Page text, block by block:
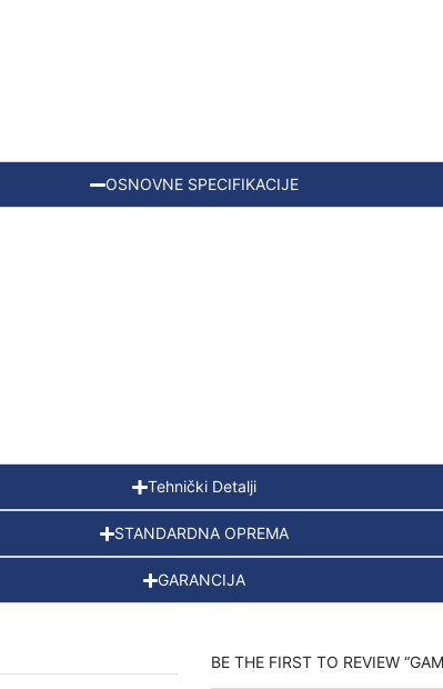
OSNOVNE SPECIFIKACIJE
Tehnički Detalji
STANDARDNA OPREMA
GARANCIJA
BE THE FIRST TO REVIEW